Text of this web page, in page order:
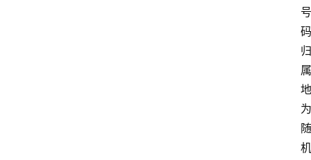
号
码
归
属
地
为
随
机